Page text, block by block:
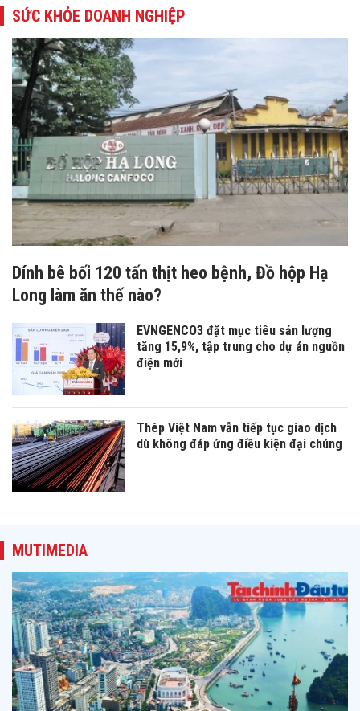
SỨC KHỎE DOANH NGHIỆP
Dính bê bối 120 tấn thịt heo bệnh, Đồ hộp Hạ
Long làm ăn thế nào?
EVNGENCO3 đặt mục tiêu sản lượng
tăng 15,9%, tập trung cho dự án nguồn
điện mới
Thép Việt Nam vẫn tiếp tục giao dịch
dù không đáp ứng điều kiện đại chúng
MUTIMEDIA